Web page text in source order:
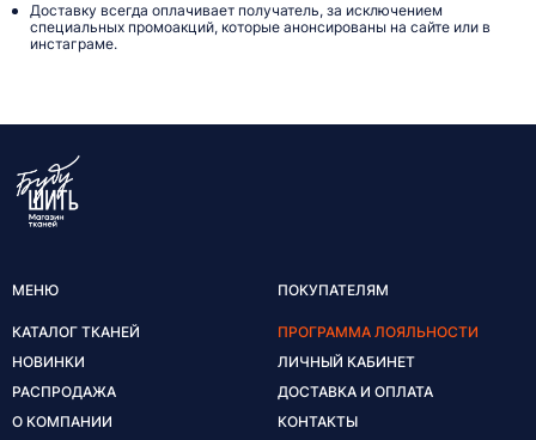
Доставку всегда оплачивает получатель, за исключением
специальных промоакций, которые анонсированы на сайте или в
инстаграме.
МЕНЮ
КАТАЛОГ ТКАНЕЙ
НОВИНКИ
РАСПРОДАЖА
О КОМПАНИИ
ПОКУПАТЕЛЯМ
ПРОГРАММА ЛОЯЛЬНОСТИ
ЛИЧНЫЙ КАБИНЕТ
ДОСТАВКА И ОПЛАТА
КОНТАКТЫ